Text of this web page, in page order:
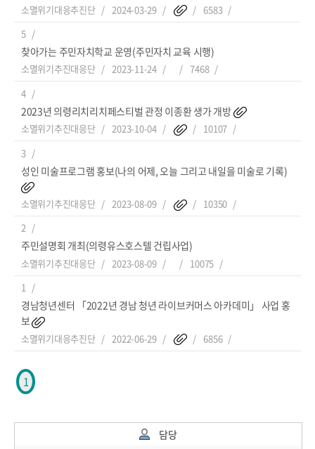
소멸위기대응추진단 2024-03-29
6583
5
찾아가는 주민자치학교 운영(주민자치 교육 시행)
소멸위기추진대응단 2023-11-24
7468
4
2023년 의령리치리치페스티벌 관정 이종환 생가 개방
소멸위기추진대응단 2023-10-04
10107
3
성인 미술프로그램 홍보(나의 어제, 오늘 그리고 내일을 미술로 기록)
소멸위기추진대응단 2023-08-09
10350
2
주민설명회 개최(의령유스호스텔 건립사업)
소멸위기추진대응단 2023-08-09
10075
1
경남청년센터 「2022년 경남 청년 라이브커머스 아카데미」 사업 홍
보
소멸위기대응추진단 2022-06-29 6856
1
담당